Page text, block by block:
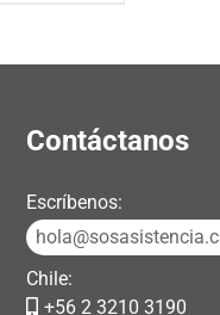
Contáctanos
Escríbenos:
hola@sosasistencia.cl
Chile:
+56 2 3210 3190